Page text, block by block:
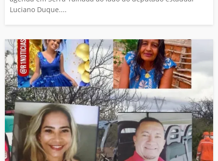
Luciano Duque....